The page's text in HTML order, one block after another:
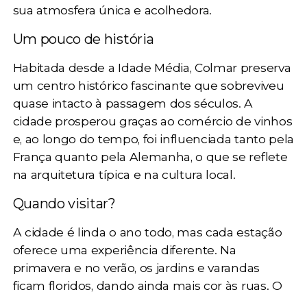
sua atmosfera única e acolhedora.
Um pouco de história
Habitada desde a Idade Média, Colmar preserva
um centro histórico fascinante que sobreviveu
quase intacto à passagem dos séculos. A
cidade prosperou graças ao comércio de vinhos
e, ao longo do tempo, foi influenciada tanto pela
França quanto pela Alemanha, o que se reflete
na arquitetura típica e na cultura local.
Quando visitar?
A cidade é linda o ano todo, mas cada estação
oferece uma experiência diferente. Na
primavera e no verão, os jardins e varandas
ficam floridos, dando ainda mais cor às ruas. O